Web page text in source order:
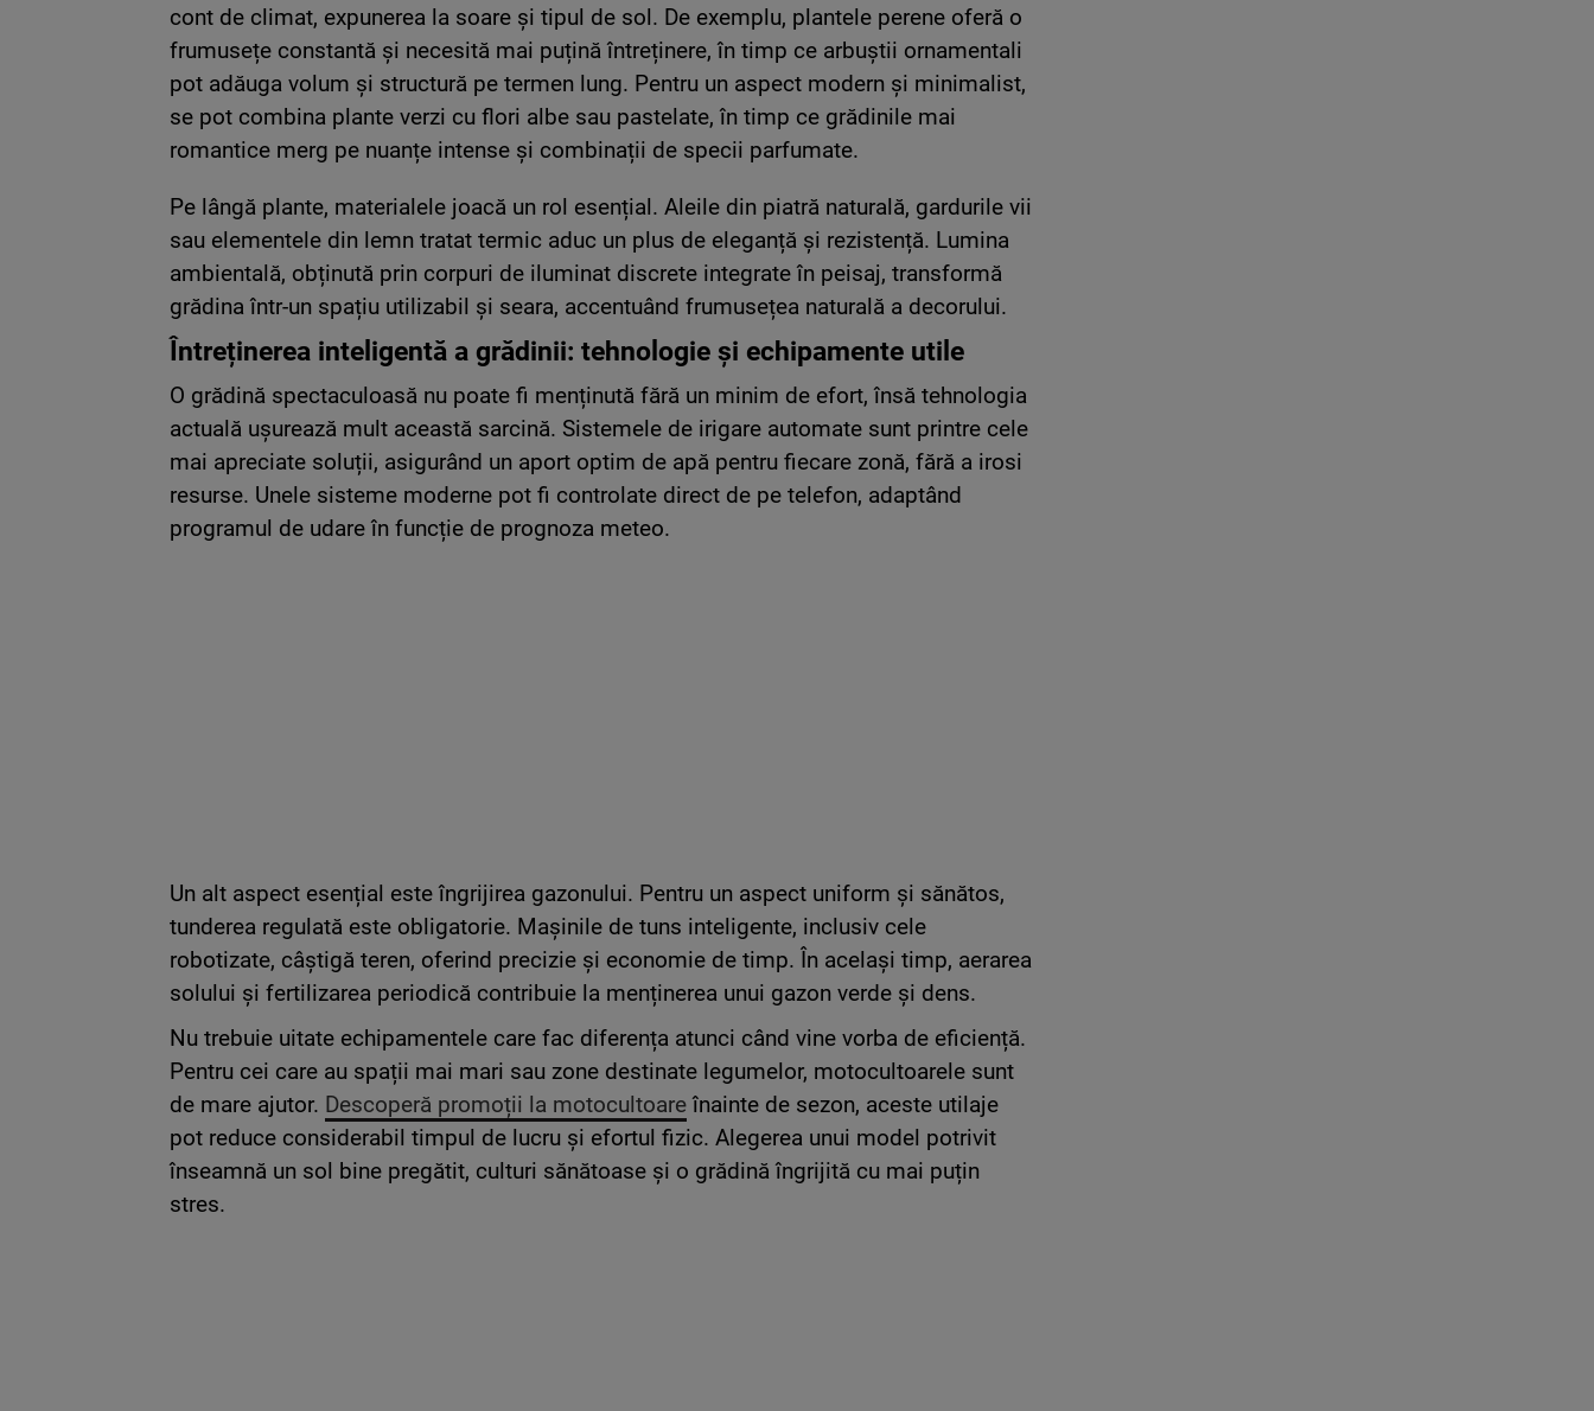
cont de climat, expunerea la soare și tipul de sol. De exemplu, plantele perene oferă o
frumusețe constantă și necesită mai puțină întreținere, în timp ce arbuștii ornamentali
pot adăuga volum și structură pe termen lung. Pentru un aspect modern și minimalist,
se pot combina plante verzi cu flori albe sau pastelate, în timp ce grădinile mai
romantice merg pe nuanțe intense și combinații de specii parfumate.
Pe lângă plante, materialele joacă un rol esențial. Aleile din piatră naturală, gardurile vii
sau elementele din lemn tratat termic aduc un plus de eleganță și rezistență. Lumina
ambientală, obținută prin corpuri de iluminat discrete integrate în peisaj, transformă
grădina într-un spațiu utilizabil și seara, accentuând frumusețea naturală a decorului.
Întreținerea inteligentă a grădinii: tehnologie și echipamente utile
O grădină spectaculoasă nu poate fi menținută fără un minim de efort, însă tehnologia
actuală ușurează mult această sarcină. Sistemele de irigare automate sunt printre cele
mai apreciate soluții, asigurând un aport optim de apă pentru fiecare zonă, fără a irosi
resurse. Unele sisteme moderne pot fi controlate direct de pe telefon, adaptând
programul de udare în funcție de prognoza meteo.
Un alt aspect esențial este îngrijirea gazonului. Pentru un aspect uniform și sănătos,
tunderea regulată este obligatorie. Mașinile de tuns inteligente, inclusiv cele
robotizate, câștigă teren, oferind precizie și economie de timp. În același timp, aerarea
solului și fertilizarea periodică contribuie la menținerea unui gazon verde și dens.
Nu trebuie uitate echipamentele care fac diferența atunci când vine vorba de eficiență.
Pentru cei care au spații mai mari sau zone destinate legumelor, motocultoarele sunt
de mare ajutor. Descoperă promoții la motocultoareînainte de sezon, aceste utilaje
pot reduce considerabil timpul de lucru și efortul fizic. Alegerea unui model potrivit
înseamnă un sol bine pregătit, culturi sănătoase și o grădină îngrijită cu mai puțin
stres.